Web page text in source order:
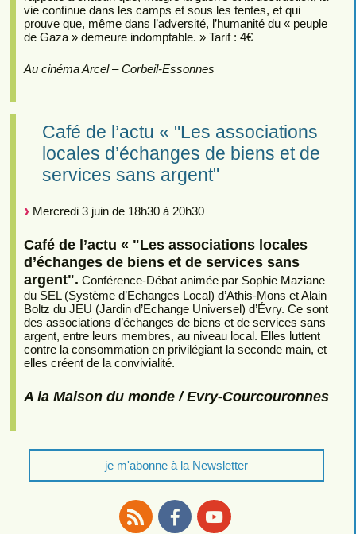
vie continue dans les camps et sous les tentes, et qui
prouve que, même dans l’adversité, l’humanité du « peuple
de Gaza » demeure indomptable. » Tarif : 4€
Au cinéma Arcel – Corbeil-Essonnes
Café de l’actu « "Les associations
locales d’échanges de biens et de
services sans argent"
Mercredi 3 juin de 18h30 à 20h30
Café de l’actu « "Les associations locales
d’échanges de biens et de services sans
argent". Conférence-Débat animée par Sophie Maziane
du SEL (Système d’Echanges Local) d’Athis-Mons et Alain
Boltz du JEU (Jardin d’Echange Universel) d’Évry. Ce sont
des associations d’échanges de biens et de services sans
argent, entre leurs membres, au niveau local. Elles luttent
contre la consommation en privilégiant la seconde main, et
elles créent de la convivialité.
A la Maison du monde / Evry-Courcouronnes
je m'abonne à la Newsletter